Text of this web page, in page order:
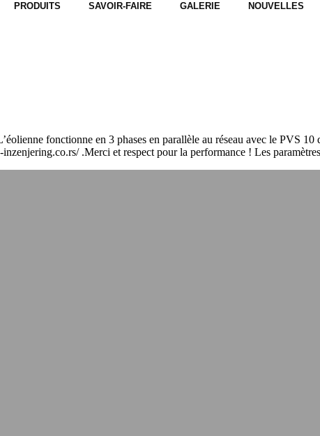
PRODUITS SAVOIR-FAIRE GALERIE NOUVELLES
fonctionne en 3 phases en parallèle au réseau avec le PVS
.Merci et respect pour la performance ! Les